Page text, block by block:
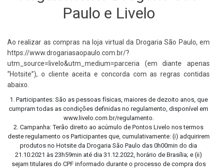
Paulo e Livelo
Ao realizar as compras na loja virtual da Drogaria São Paulo, em
https://www.drogariasaopaulo.com.br/?
utm_source=livelo&utm_medium=parceria (em diante apenas
“Hotsite”), o cliente aceita e concorda com as regras contidas
abaixo.
1. Participantes: São as pessoas físicas, maiores de dezoito anos, que
cumpram todas as condições definidas no regulamento, disponível em
www.livelo.com.br/regulamento.
2. Campanha: Terão direito ao acúmulo de Pontos Livelo nos termos
deste regulamento os Participantes que, cumulativamente: (i) adquirirem
produtos no Hotsite da Drogaria São Paulo das 0h00min do dia
21.10.2021 às 23h59min até dia 31.12.2022, horário de Brasília; e (ii)
sejam titulares do CPF informado durante o processo de compra dos